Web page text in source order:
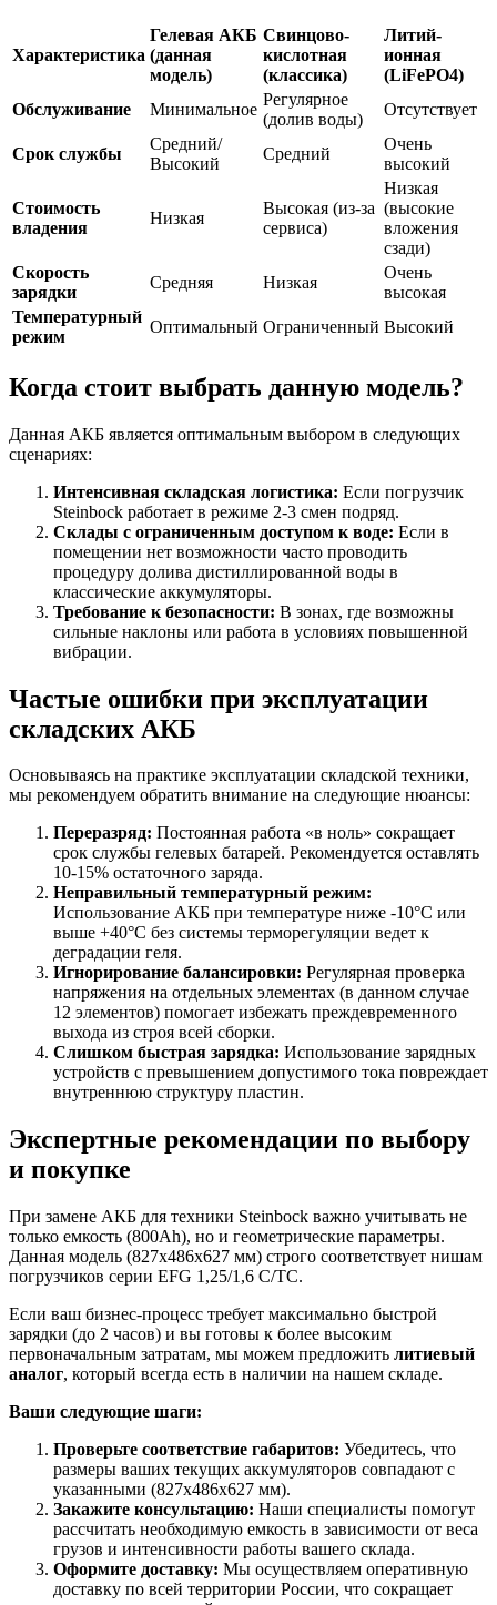
Характеристика
Гелевая АКБ
(данная
модель)
Свинцово-
кислотная
(классика)
Литий-
ионная
(LiFePO4)
Обслуживание
Минимальное
Регулярное
(долив воды)
Отсутствует
Срок службы
Средний/
Высокий
Средний
Очень
высокий
Стоимость
владения
Низкая
Высокая (из-за
сервиса)
Низкая
(высокие
вложения
сзади)
Скорость
зарядки
Средняя Низкая
Очень
высокая
Температурный
режим
Оптимальный Ограниченный Высокий
Когда стоит выбрать данную модель?
Данная АКБ является оптимальным выбором в следующих
сценариях:
Интенсивная складская логистика: Если погрузчик
Steinbock работает в режиме 2-3 смен подряд.
Склады с ограниченным доступом к воде: Если в
помещении нет возможности часто проводить
процедуру долива дистиллированной воды в
классические аккумуляторы.
Требование к безопасности: В зонах, где возможны
сильные наклоны или работа в условиях повышенной
вибрации.
Частые ошибки при эксплуатации
складских АКБ
Основываясь на практике эксплуатации складской техники,
мы рекомендуем обратить внимание на следующие нюансы:
Переразряд: Постоянная работа «в ноль» сокращает
срок службы гелевых батарей. Рекомендуется оставлять
10-15% остаточного заряда.
Неправильный температурный режим:
Использование АКБ при температуре ниже -10°C или
выше +40°C без системы терморегуляции ведет к
деградации геля.
Игнорирование балансировки: Регулярная проверка
напряжения на отдельных элементах (в данном случае
12 элементов) помогает избежать преждевременного
выхода из строя всей сборки.
Слишком быстрая зарядка: Использование зарядных
устройств с превышением допустимого тока повреждает
внутреннюю структуру пластин.
Экспертные рекомендации по выбору
и покупке
При замене АКБ для техники Steinbock важно учитывать не
только емкость (800Ah), но и геометрические параметры.
Данная модель (827x486x627 мм) строго соответствует нишам
погрузчиков серии EFG 1,25/1,6 C/TC.
Если ваш бизнес-процесс требует максимально быстрой
зарядки (до 2 часов) и вы готовы к более высоким
первоначальным затратам, мы можем предложить литиевый
аналог, который всегда есть в наличии на нашем складе.
Ваши следующие шаги:
Проверьте соответствие габаритов: Убедитесь, что
размеры ваших текущих аккумуляторов совпадают с
указанными (827x486x627 мм).
Закажите консультацию: Наши специалисты помогут
рассчитать необходимую емкость в зависимости от веса
грузов и интенсивности работы вашего склада.
Оформите доставку: Мы осуществляем оперативную
доставку по всей территории России, что сокращает